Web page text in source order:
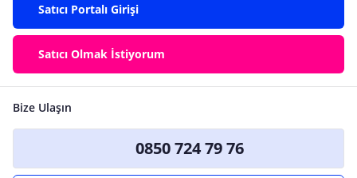
Satıcı Portalı Girişi
Satıcı Olmak İstiyorum
Bize Ulaşın
0850 724 79 76